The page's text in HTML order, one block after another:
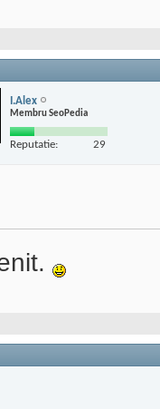
I.Alex
Membru SeoPedia
Reputatie: 29